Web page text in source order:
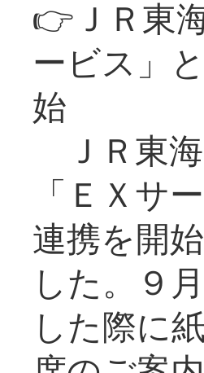
👉ＪＲ東
ービス」
始
ＪＲ東
「ＥＸサ
連携を開
した。９
した際に